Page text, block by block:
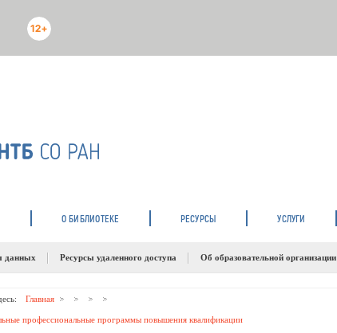
12+
О БИБЛИОТЕКЕ РЕСУРСЫ УСЛУГИ
данных Ресурсы удаленного доступа Об образовательной организации
Главная
профессиональные программы повышения квалификации